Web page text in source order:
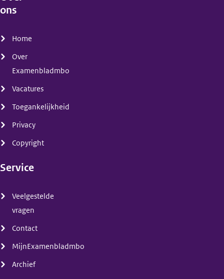
ons
Home
Over
Examenbladmbo
Vacatures
Toegankelijkheid
Privacy
Copyright
Service
Veelgestelde
vragen
Contact
MijnExamenbladmbo
Archief